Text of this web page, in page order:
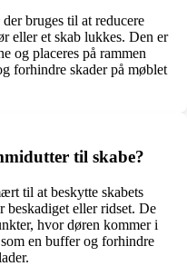
bruges til at reducere
eller et skab lukkes. Den er
og placeres på rammen
forhindre skader på møblet
til skabe?
til at beskytte skabets
beskadiget eller ridset. De
hvor døren kommer i
en buffer og forhindre